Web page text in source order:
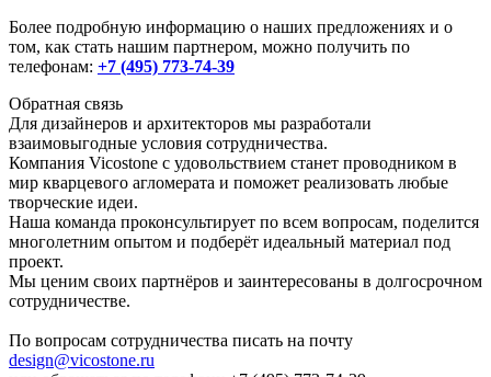
Более подробную информацию о наших предложениях и о
том, как стать нашим партнером, можно получить по
телефонам: +7 (495) 773-74-39
Обратная связь
Для дизайнеров и архитекторов мы разработали
взаимовыгодные условия сотрудничества.
Компания Vicostone с удовольствием станет проводником в
мир кварцевого агломерата и поможет реализовать любые
творческие идеи.
Наша команда проконсультирует по всем вопросам, поделится
многолетним опытом и подберёт идеальный материал под
проект.
Мы ценим своих партнёров и заинтересованы в долгосрочном
сотрудничестве.
По вопросам сотрудничества писать на почту
design@vicostone.ru